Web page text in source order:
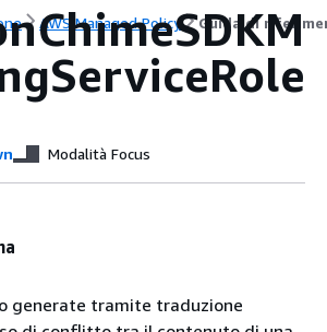
AWS Managed Policy Guida di
Modalità Focus
generate tramite traduzione